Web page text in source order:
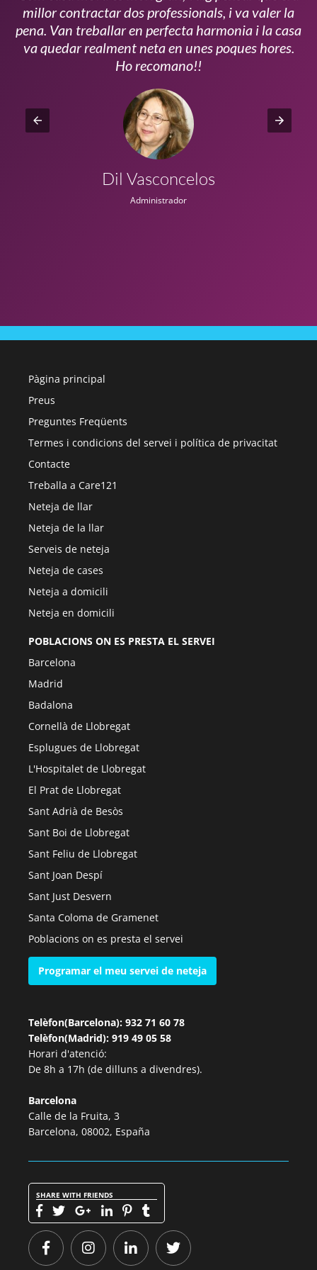
millor contractar dos professionals, i va valer la
pena. Van treballar en perfecta harmonia i la casa
va quedar realment neta en unes poques hores.
Ho recomano!!
Dil Vasconcelos
Administrador
Pàgina principal
Preus
Preguntes Freqüents
Termes i condicions del servei i política de privacitat
Contacte
Treballa a Care121
Neteja de llar
Neteja de la llar
Serveis de neteja
Neteja de cases
Neteja a domicili
Neteja en domicili
POBLACIONS ON ES PRESTA EL SERVEI
Barcelona
Madrid
Badalona
Cornellà de Llobregat
Esplugues de Llobregat
L'Hospitalet de Llobregat
El Prat de Llobregat
Sant Adrià de Besòs
Sant Boi de Llobregat
Sant Feliu de Llobregat
Sant Joan Despí
Sant Just Desvern
Santa Coloma de Gramenet
Poblacions on es presta el servei
Programar el meu servei de neteja
Telèfon(Barcelona): 932 71 60 78
Telèfon(Madrid): 919 49 05 58
Horari d'atenció:
De 8h a 17h (de dilluns a divendres).
Barcelona
Calle de la Fruita, 3
Barcelona, 08002, España
SHARE WITH FRIENDS